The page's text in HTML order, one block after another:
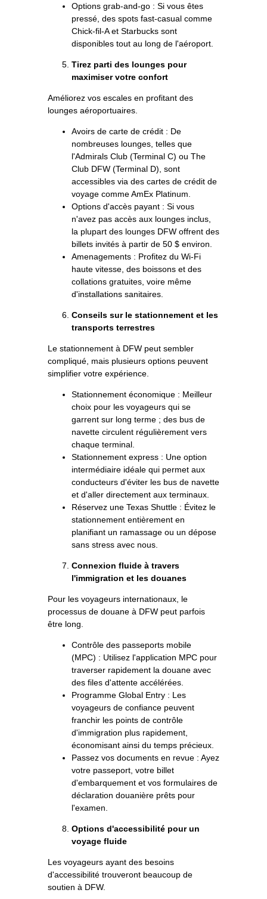
Options grab-and-go : Si vous êtes
pressé, des spots fast-casual comme
Chick-fil-A et Starbucks sont
disponibles tout au long de l'aéroport.
Tirez parti des lounges pour
maximiser votre confort
Améliorez vos escales en profitant des
lounges aéroportuaires.
Avoirs de carte de crédit : De
nombreuses lounges, telles que
l'Admirals Club (Terminal C) ou The
Club DFW (Terminal D), sont
accessibles via des cartes de crédit de
voyage comme AmEx Platinum.
Options d'accès payant : Si vous
n'avez pas accès aux lounges inclus,
la plupart des lounges DFW offrent des
billets invités à partir de 50 $ environ.
Amenagements : Profitez du Wi-Fi
haute vitesse, des boissons et des
collations gratuites, voire même
d'installations sanitaires.
Conseils sur le stationnement et les
transports terrestres
Le stationnement à DFW peut sembler
compliqué, mais plusieurs options peuvent
simplifier votre expérience.
Stationnement économique : Meilleur
choix pour les voyageurs qui se
garrent sur long terme ; des bus de
navette circulent régulièrement vers
chaque terminal.
Stationnement express : Une option
intermédiaire idéale qui permet aux
conducteurs d'éviter les bus de navette
et d'aller directement aux terminaux.
Réservez une Texas Shuttle : Évitez le
stationnement entièrement en
planifiant un ramassage ou un dépose
sans stress avec nous.
Connexion fluide à travers
l'immigration et les douanes
Pour les voyageurs internationaux, le
processus de douane à DFW peut parfois
être long.
Contrôle des passeports mobile
(MPC) : Utilisez l'application MPC pour
traverser rapidement la douane avec
des files d'attente accélérées.
Programme Global Entry : Les
voyageurs de confiance peuvent
franchir les points de contrôle
d'immigration plus rapidement,
économisant ainsi du temps précieux.
Passez vos documents en revue : Ayez
votre passeport, votre billet
d'embarquement et vos formulaires de
déclaration douanière prêts pour
l'examen.
Options d'accessibilité pour un
voyage fluide
Les voyageurs ayant des besoins
d'accessibilité trouveront beaucoup de
soutien à DFW.